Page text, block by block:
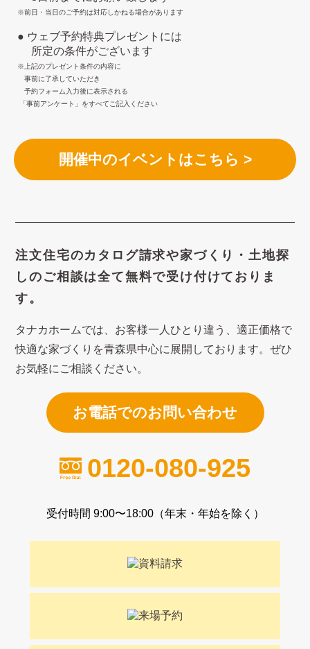
※前日・当日のご予約は対応しかねる場合があります
● ウェブ予約特典プレゼントには
所定の条件がございます
※上記のプレゼント条件の内容に
事前に了承していただき
予約フォーム入力後に表示される
「事前アンケート」をすべてご記入ください
開催中のイベントはこちら >
注文住宅のカタログ請求や家づくり・土地探
しのご相談は全て無料で受け付けておりま
す。
タナカホームでは、お客様一人ひとり違う、適正価格で
快適な家づくり を青森県中心に展開しております。ぜひ
お気軽にご相談ください。
お電話でのお問い合わせ
0120-080-925
受付時間 9:00〜18:00（年末・年始を除く）